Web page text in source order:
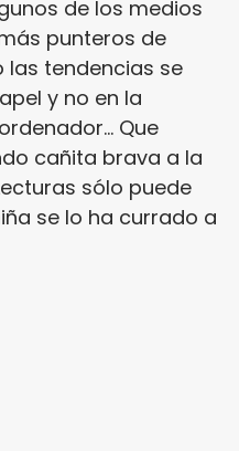
de los medios
punteros de
las tendencias se
y no en la
Que
cañita brava a la
sólo puede
se lo ha currado a